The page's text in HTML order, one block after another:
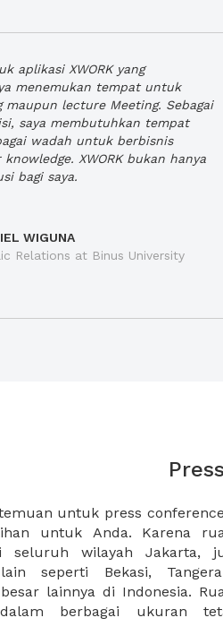
aplikasi XWORK yang
menemukan tempat untuk
maupun lecture Meeting. Sebagai
saya membutuhkan tempat
wadah untuk berbisnis
XWORK bukan hanya
bagi saya.
WIGUNA
Relations at Binus University
untuk press
untuk Anda. Karena
seluruh wilayah Jakarta,
seperti Bekasi,
lainnya di Indonesia.
berbagai ukuran
profesional, dan staf
anda dan tamu
press